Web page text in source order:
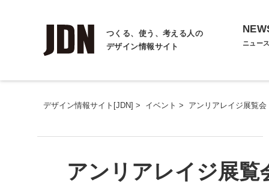
つくる、使う、考える人の
デザイン情報サイト
ニュー
デザイン情報サイト[JDN] > イベント > アンリアレイジ展覧
アンリアレイジ展